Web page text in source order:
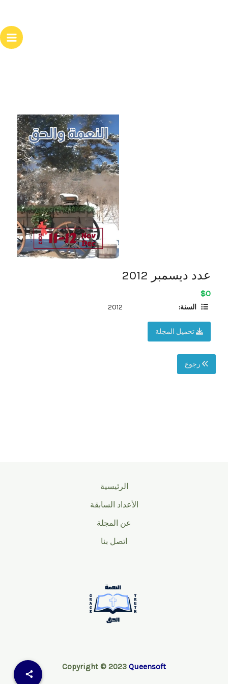
عدد ديسمبر 2012
$0
السنة: 2012
تحميل المجلة
رجوع
الرئيسية
الأعداد السابقة
عن المجلة
اتصل بنا
Copyright © 2023 Queensoft